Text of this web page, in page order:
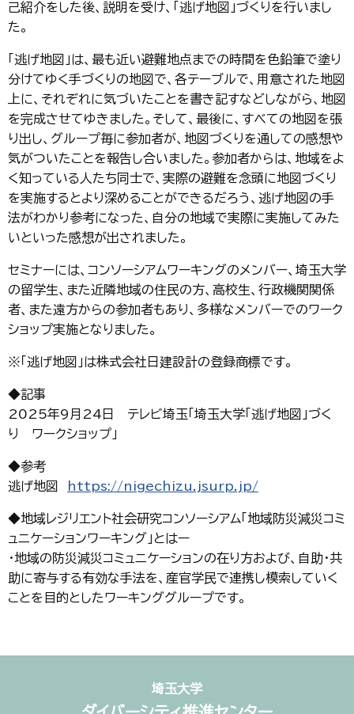
己紹介をした後、説明を受け、「逃げ地図」づくりを行いまし
た。
「逃げ地図」は、最も近い避難地点までの時間を色鉛筆で塗り
分けてゆく手づくりの地図で、各テーブルで、用意された地図
上に、それぞれに気づいたことを書き記すなどしながら、地図
を完成させてゆきました。そして、最後に、すべての地図を張
り出し、グループ毎に参加者が、地図づくりを通しての感想や
気がついたことを報告し合いました。参加者からは、地域をよ
く知っている人たち同士で、実際の避難を念頭に地図づくり
を実施するとより深めることができるだろう、逃げ地図の手
法がわかり参考になった、自分の地域で実際に実施してみた
いといった感想が出されました。
セミナーには、コンソーシアムワーキングのメンバー、埼玉大学
の留学生、また近隣地域の住民の方、高校生、行政機関関係
者、また遠方からの参加者もあり、多様なメンバーでのワーク
ショップ実施となりました。
※「逃げ地図」は株式会社日建設計の登録商標です。
◆記事
2025年9月24日 テレビ埼玉「埼玉大学「逃げ地図」づく
り ワークショップ」
◆参考
逃げ地図
https://nigechizu.jsurp.jp/
◆地域レジリエント社会研究コンソーシアム「地域防災減災コミ
ュニケーションワーキング」とはー
・地域の防災減災コミュニケーションの在り方および、自助・共
助に寄与する有効な手法を、産官学民で連携し模索していく
ことを目的としたワーキンググループです。
埼玉大学